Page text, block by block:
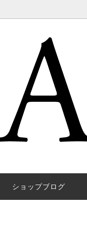
OOE
TOPS
ショップブログ